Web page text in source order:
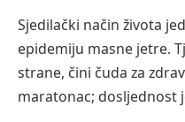
Sjedilački način života
epidemiju masne jetre.
strane, čini čuda za
maratonac; dosljednost